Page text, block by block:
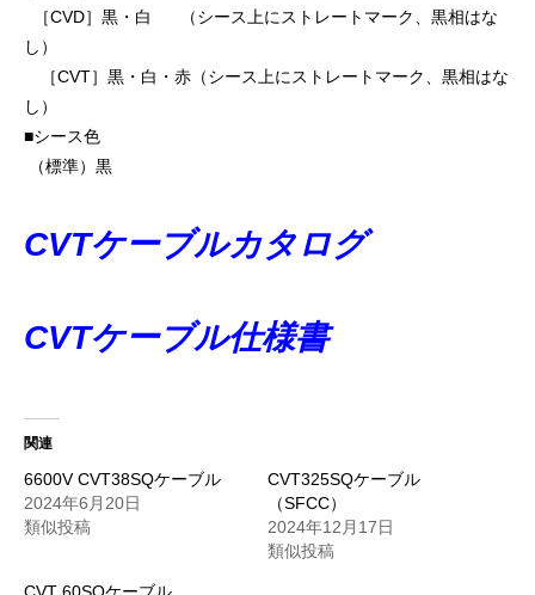
［CVD］黒・白 （シース上にストレートマーク、黒相はな
し）
［CVT］黒・白・赤（シース上にストレートマーク、黒相はな
し）
■シース色
（標準）黒
CVTケーブルカタログ
CVTケーブル仕様書
関連
6600V CVT38SQケーブル
2024年6月20日
類似投稿
CVT325SQケーブル
（SFCC）
2024年12月17日
類似投稿